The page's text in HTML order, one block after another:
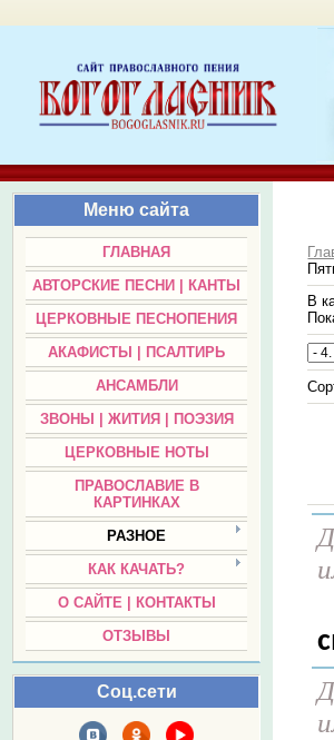
Меню сайта
ГЛАВНАЯ
АВТОРСКИЕ ПЕСНИ | КАНТЫ
ЦЕРКОВНЫЕ ПЕСНОПЕНИЯ
АКАФИСТЫ | ПСАЛТИРЬ
АНСАМБЛИ
ЗВОНЫ | ЖИТИЯ | ПОЭЗИЯ
ЦЕРКОВНЫЕ НОТЫ
ПРАВОСЛАВИЕ В
КАРТИНКАХ
РАЗНОЕ
КАК КАЧАТЬ?
О САЙТЕ | КОНТАКТЫ
ОТЗЫВЫ
Соц.сети
В